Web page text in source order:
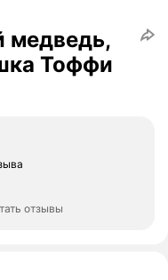
Тоффи
отзывы